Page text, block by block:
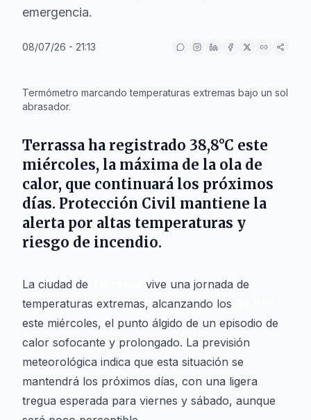
emergencia.
08/07/26 - 21:13
Termómetro marcando temperaturas extremas bajo un sol
abrasador.
Terrassa ha registrado 38,8°C este
miércoles, la máxima de la ola de
calor, que continuará los próximos
días. Protección Civil mantiene la
alerta por altas temperaturas y
riesgo de incendio.
La ciudad de
vive una jornada de
temperaturas extremas, alcanzando los
este miércoles, el punto álgido de un episodio de
calor sofocante y prolongado. La previsión
meteorológica indica que esta situación se
mantendrá los próximos días, con una ligera
tregua esperada para viernes y sábado, aunque